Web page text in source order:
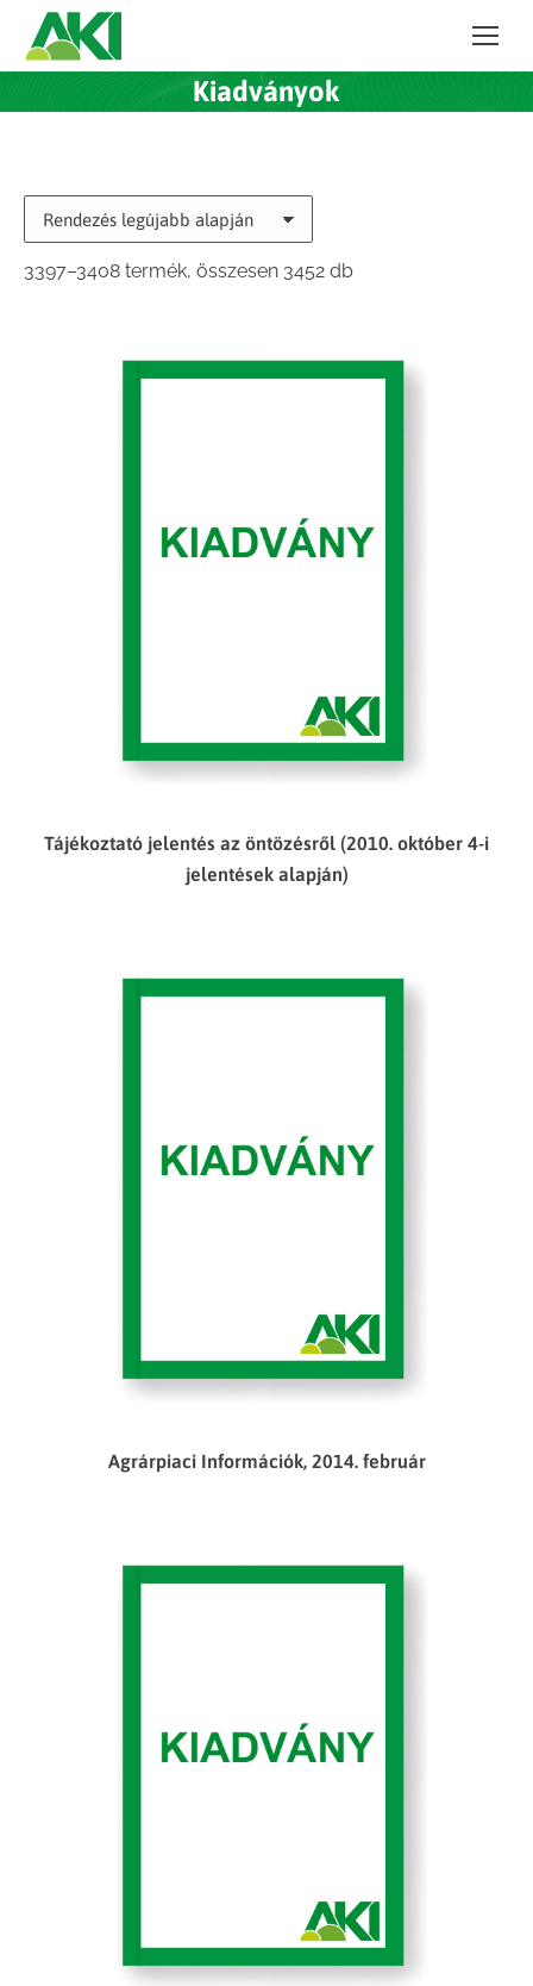
Kiadványok
3397–3408 termék, összesen 3452 dbSorted
Tájékoztató jelentés az öntözésről (2010. október 4-i
jelentések alapján)
Agrárpiaci Információk, 2014. február